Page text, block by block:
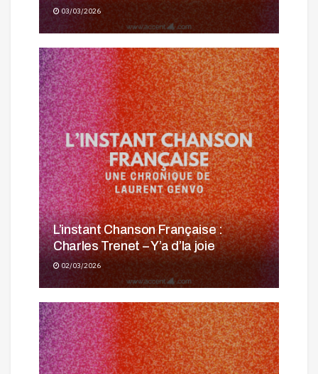
03/03/2026
L’instant Chanson Française :
Charles Trenet – Y’a d’la joie
02/03/2026